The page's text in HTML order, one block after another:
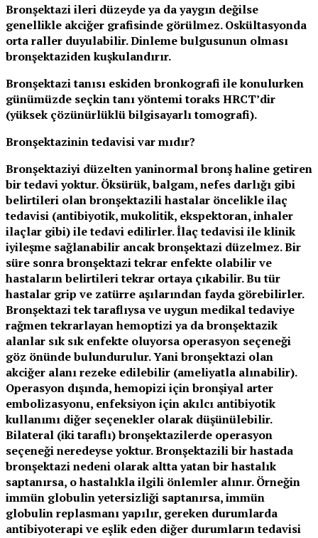
Bronşektazi ileri düzeyde ya da yaygın değilse
genellikle akciğer grafisinde görülmez. Oskültasyonda
orta raller duyulabilir. Dinleme bulgusunun olması
bronşektaziden kuşkulandırır.
Bronşektazi tanısı eskiden bronkografi ile konulurken
günümüzde seçkin tanı yöntemi toraks HRCT’dir
(yüksek çözünürlüklü bilgisayarlı tomografi).
Bronşektazinin tedavisi var mıdır?
Bronşektaziyi düzelten yaninormal bronş haline getiren
bir tedavi yoktur. Öksürük, balgam, nefes darlığı gibi
belirtileri olan bronşektazili hastalar öncelikle ilaç
tedavisi (antibiyotik, mukolitik, ekspektoran, inhaler
ilaçlar gibi) ile tedavi edilirler. İlaç tedavisi ile klinik
iyileşme sağlanabilir ancak bronşektazi düzelmez. Bir
süre sonra bronşektazi tekrar enfekte olabilir ve
hastaların belirtileri tekrar ortaya çıkabilir. Bu tür
hastalar grip ve zatürre aşılarından fayda görebilirler.
Bronşektazi tek taraflıysa ve uygun medikal tedaviye
rağmen tekrarlayan hemoptizi ya da bronşektazik
alanlar sık sık enfekte oluyorsa operasyon seçeneği
göz önünde bulundurulur. Yani bronşektazi olan
akciğer alanı rezeke edilebilir (ameliyatla alınabilir).
Operasyon dışında, hemopizi için bronşiyal arter
embolizasyonu, enfeksiyon için akılcı antibiyotik
kullanımı diğer seçenekler olarak düşünülebilir.
Bilateral (iki taraflı) bronşektazilerde operasyon
seçeneği neredeyse yoktur. Bronşektazili bir hastada
bronşektazi nedeni olarak altta yatan bir hastalık
saptanırsa, o hastalıkla ilgili önlemler alınır. Örneğin
immün globulin yetersizliği saptanırsa, immün
globulin replasmanı yapılır, gereken durumlarda
antibiyoterapi ve eşlik eden diğer durumların tedavisi